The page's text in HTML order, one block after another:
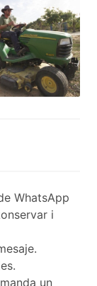
WhatsApp
i
un